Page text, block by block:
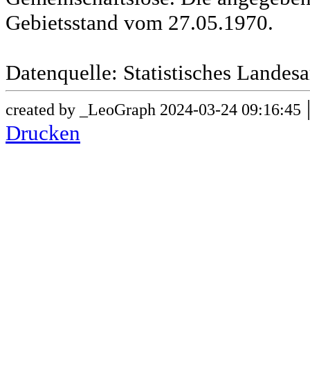
Gebietsstand vom 27.05.1970.
Datenquelle: Statistisches
created by _LeoGraph 2024-03-24 09:16:45
Drucken